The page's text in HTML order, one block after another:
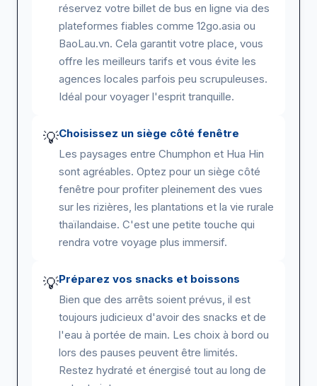
réservez votre billet de bus en ligne via des
plateformes fiables comme 12go.asia ou
BaoLau.vn. Cela garantit votre place, vous
offre les meilleurs tarifs et vous évite les
agences locales parfois peu scrupuleuses.
Idéal pour voyager l'esprit tranquille.
💡Choisissez un siège côté fenêtre
Les paysages entre Chumphon et Hua Hin
sont agréables. Optez pour un siège côté
fenêtre pour profiter pleinement des vues
sur les rizières, les plantations et la vie rurale
thaïlandaise. C'est une petite touche qui
rendra votre voyage plus immersif.
💡Préparez vos snacks et boissons
Bien que des arrêts soient prévus, il est
toujours judicieux d'avoir des snacks et de
l'eau à portée de main. Les choix à bord ou
lors des pauses peuvent être limités.
Restez hydraté et énergisé tout au long de